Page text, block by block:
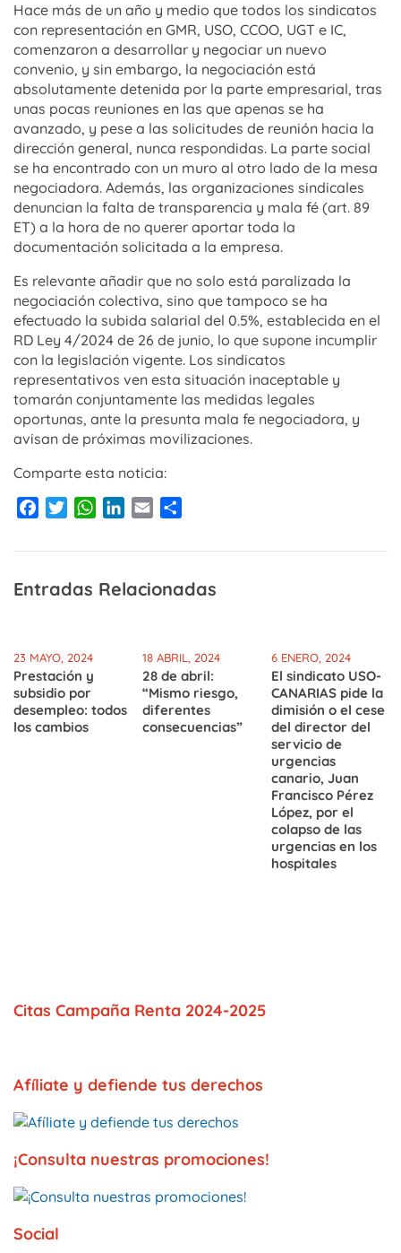
Hace más de un año y medio que todos los sindicatos
con representación en GMR, USO, CCOO, UGT e IC,
comenzaron a desarrollar y negociar un nuevo
convenio, y sin embargo, la negociación está
absolutamente detenida por la parte empresarial, tras
unas pocas reuniones en las que apenas se ha
avanzado, y pese a las solicitudes de reunión hacia la
dirección general, nunca respondidas. La parte social
se ha encontrado con un muro al otro lado de la mesa
negociadora. Además, las organizaciones sindicales
denuncian la falta de transparencia y mala fé (art. 89
ET) a la hora de no querer aportar toda la
documentación solicitada a la empresa.
Es relevante añadir que no solo está paralizada la
negociación colectiva, sino que tampoco se ha
efectuado la subida salarial del 0.5%, establecida en el
RD Ley 4/2024 de 26 de junio, lo que supone incumplir
con la legislación vigente. Los sindicatos
representativos ven esta situación inaceptable y
tomarán conjuntamente las medidas legales
oportunas, ante la presunta mala fe negociadora, y
avisan de próximas movilizaciones.
Comparte esta noticia:
Facebook
TwitterWhatsApp
LinkedIn
Email
Entradas Relacionadas
23 MAYO, 2024
Prestación y
subsidio por
desempleo: todos
los cambios
18 ABRIL, 2024
28 de abril:
“Mismo riesgo,
diferentes
consecuencias”
6 ENERO, 2024
El sindicato USO-
CANARIAS pide la
dimisión o el cese
del director del
servicio de
urgencias
canario, Juan
Francisco Pérez
López, por el
colapso de las
urgencias en los
hospitales
Citas Campaña Renta 2024-2025
Afíliate y defiende tus derechos
¡Consulta nuestras promociones!
Social